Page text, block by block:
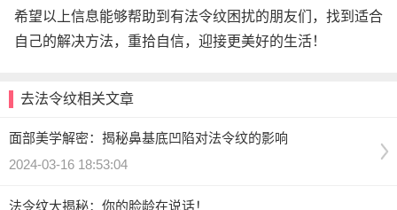
希望以上信息能够帮助到有法令纹困扰的朋友们，找到适合
自己的解决方法，重拾自信，迎接更美好的生活！
去法令纹相关文章
面部美学解密：揭秘鼻基底凹陷对法令纹的影响
2024-03-16 18:53:04
法令纹大揭秘：你的脸龄在说话！